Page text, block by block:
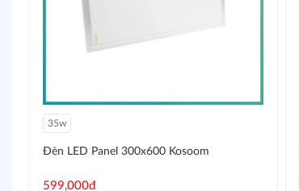
35w
Đèn LED Panel 300x600 Kosoom
599,000đ